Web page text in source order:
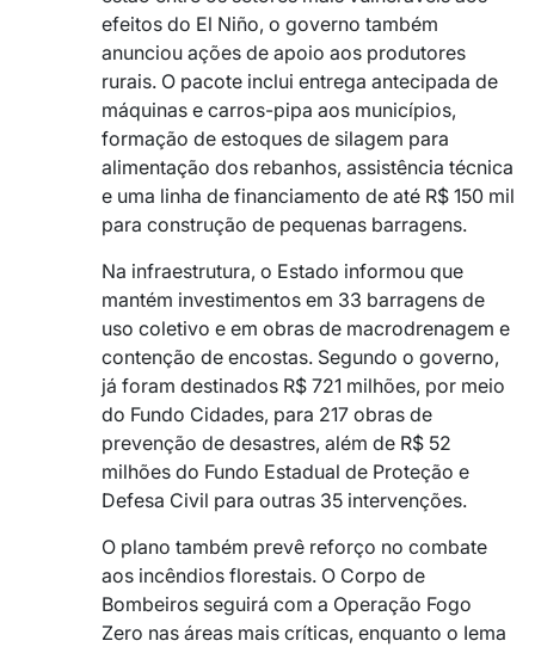
efeitos do El Niño, o governo também
anunciou ações de apoio aos produtores
rurais. O pacote inclui entrega antecipada de
máquinas e carros-pipa aos municípios,
formação de estoques de silagem para
alimentação dos rebanhos, assistência técnica
e uma linha de financiamento de até R$ 150 mil
para construção de pequenas barragens.
Na infraestrutura, o Estado informou que
mantém investimentos em 33 barragens de
uso coletivo e em obras de macrodrenagem e
contenção de encostas. Segundo o governo,
já foram destinados R$ 721 milhões, por meio
do Fundo Cidades, para 217 obras de
prevenção de desastres, além de R$ 52
milhões do Fundo Estadual de Proteção e
Defesa Civil para outras 35 intervenções.
O plano também prevê reforço no combate
aos incêndios florestais. O Corpo de
Bombeiros seguirá com a Operação Fogo
Zero nas áreas mais críticas, enquanto o Iema